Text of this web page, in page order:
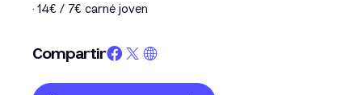
· 14€ / 7€ carné joven
Compartir